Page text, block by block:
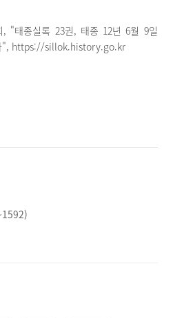
, "태종실록 23권, 태종 12년 6월 9일
", https://sillok.history.go.kr